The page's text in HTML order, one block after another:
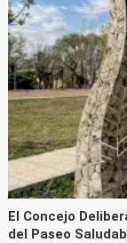
El Concejo
del Paseo